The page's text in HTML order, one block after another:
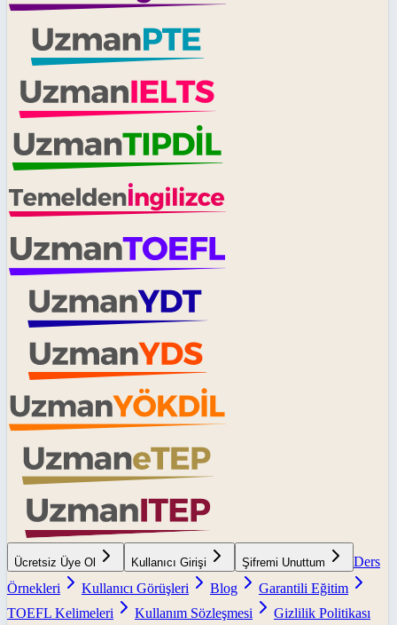
Ücretsiz Üye Ol Kullanıcı Girişi Şifremi Unuttum
Ders
Örnekleri
Kullanıcı Görüşleri Blog
Garantili Eğitim
TOEFL Kelimeleri
Kullanım Sözleşmesi
Gizlilik Politikası